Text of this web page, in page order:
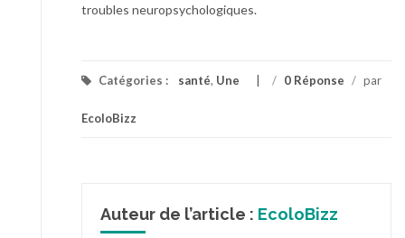
troubles neuropsychologiques.
Catégories : santé, Une / 0 Réponse / par
EcoloBizz
Auteur de l’article : EcoloBizz